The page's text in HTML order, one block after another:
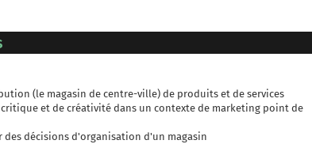
(le magasin de centre-ville) de produits et de services
et de créativité dans un contexte de marketing point de
des décisions d'organisation d'un magasin